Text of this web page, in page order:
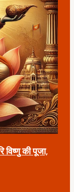
विष्णु की पूजा,